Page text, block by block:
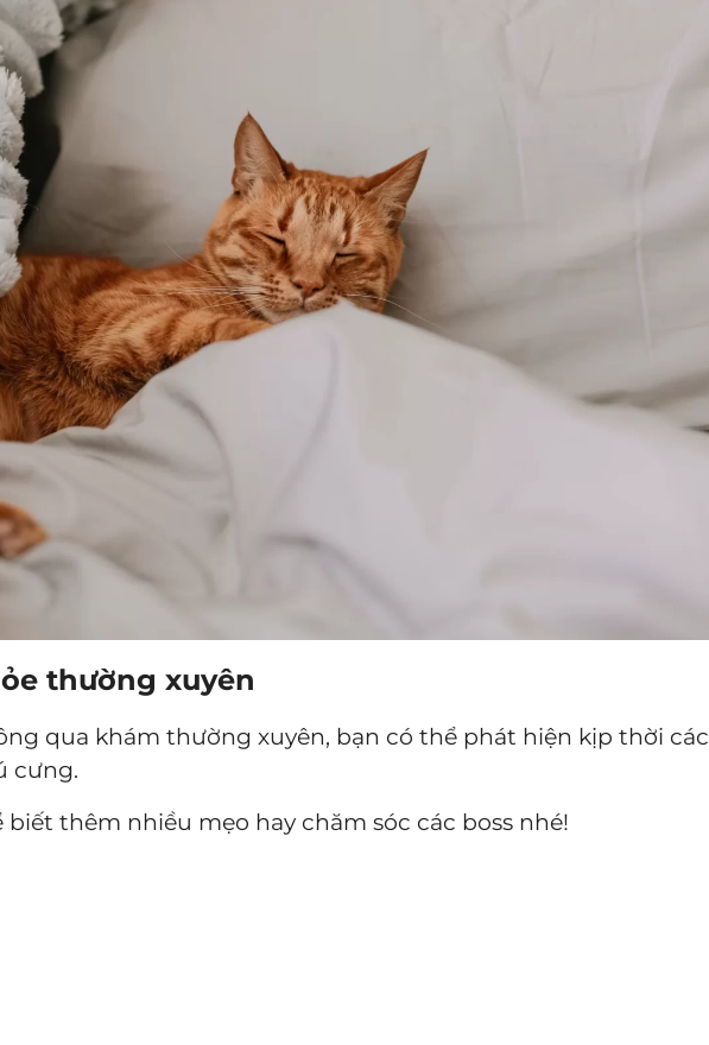
thường xuyên
qua khám thường xuyên, bạn có thể phát hiện kịp thời các
cưng.
biết thêm nhiều mẹo hay chăm sóc các boss nhé!